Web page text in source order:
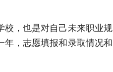
校，也是对自己未来职业规
，志愿填报和录取情况和